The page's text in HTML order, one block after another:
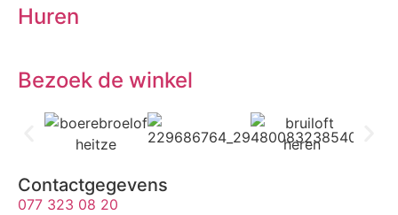
Huren
Bezoek de winkel
Contactgegevens
077 323 08 20